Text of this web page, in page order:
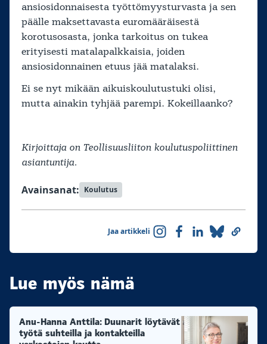
ansiosidonnaisesta työttömyysturvasta ja sen
päälle maksettavasta euromääräisestä
korotusosasta, jonka tarkoitus on tukea
erityisesti matalapalkkaisia, joiden
ansiosidonnainen etuus jää matalaksi.
Ei se nyt mikään aikuiskoulutustuki olisi,
mutta ainakin tyhjää parempi. Kokeillaanko?
Kirjoittaja on Teollisuusliiton koulutuspoliittinen
asiantuntija.
Avainsanat: Koulutus
Jaa artikkeli
Lue myös nämä
Anu-Hanna Anttila: Duunarit löytävät
työtä suhteilla ja kontakteilla